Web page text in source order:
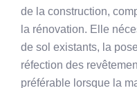
de la construction,
la rénovation. Elle
de sol existants, la
réfection des
préférable lorsque la